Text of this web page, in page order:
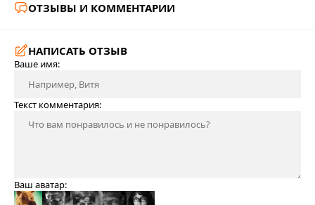
ОТЗЫВЫ И КОММЕНТАРИИ
НАПИСАТЬ ОТЗЫВ
Ваше имя:
Текст комментария:
Ваш аватар: